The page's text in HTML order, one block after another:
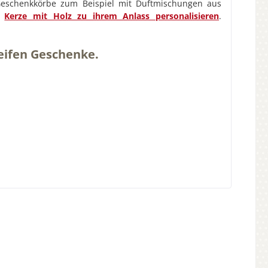
zum Beispiel mit Duftmischungen aus
Kerze mit Holz zu ihrem Anlass personalisieren.
Geschenke.